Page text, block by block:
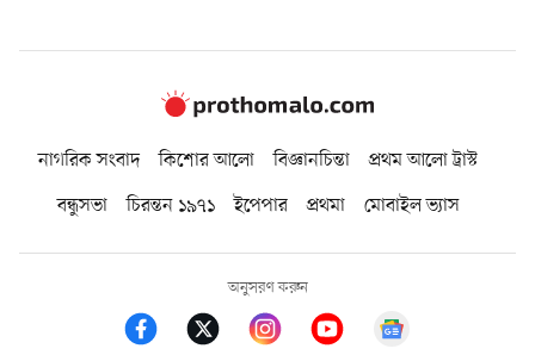
নাগরিক সংবাদ কিশোর আলো বিজ্ঞানচিন্তা
প্রথম আলো ট্রাস্ট
বন্ধুসভা
চিরন্তন ১৯৭১ ইপেপার প্রথমা মোবাইল ভ্যাস
অনুসরণ করুন